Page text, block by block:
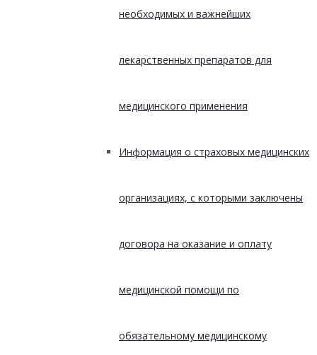
необходимых и важнейших
лекарственных препаратов для
медицинского применения
Информация о страховых медицинских
организациях, с которыми заключены
договора на оказание и оплату
медицинской помощи по
обязательному медицинскому